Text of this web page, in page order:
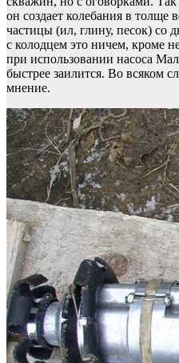
он создает колебания в
частицы (ил, глину, песок) со
с колодцем это ничем, кроме
при использовании насоса
быстрее заилится. Во всяком
мнение.